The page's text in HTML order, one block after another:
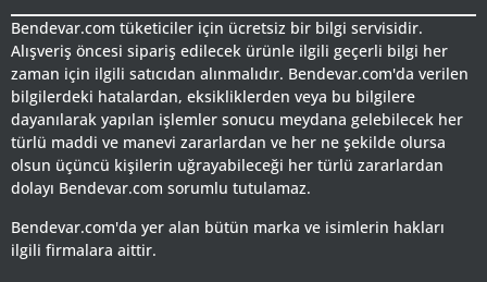
Bendevar.com tüketiciler için ücretsiz bir bilgi servisidir.
Alışveriş öncesi sipariş edilecek ürünle ilgili geçerli bilgi her
zaman için ilgili satıcıdan alınmalıdır. Bendevar.com'da verilen
bilgilerdeki hatalardan, eksikliklerden veya bu bilgilere
dayanılarak yapılan işlemler sonucu meydana gelebilecek her
türlü maddi ve manevi zararlardan ve her ne şekilde olursa
olsun üçüncü kişilerin uğrayabileceği her türlü zararlardan
dolayı Bendevar.com sorumlu tutulamaz.
Bendevar.com'da yer alan bütün marka ve isimlerin hakları
ilgili firmalara aittir.